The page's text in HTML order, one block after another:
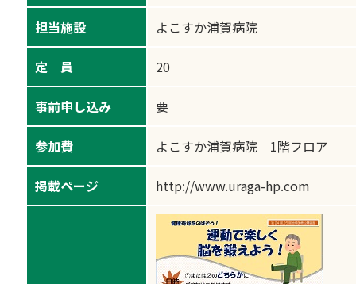
担当施設 よこすか浦賀病院
定 員 20
事前申し込み 要
参加費 よこすか浦賀病院 1階フロア
掲載ページ http://www.uraga-hp.com